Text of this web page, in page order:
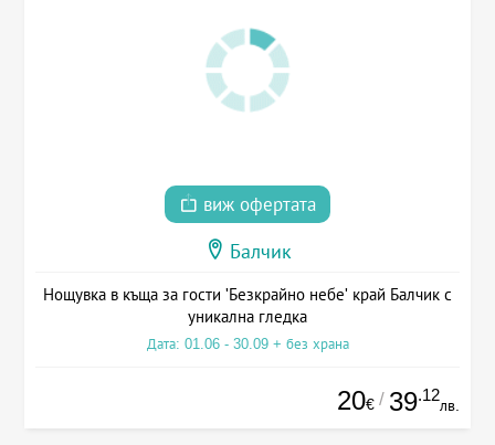
виж офертата
Балчик
Нощувка в къща за гости 'Безкрайно небе' край Балчик с
уникална гледка
Дата: 01.06 - 30.09 + без храна
20€ / 39.12
лв.